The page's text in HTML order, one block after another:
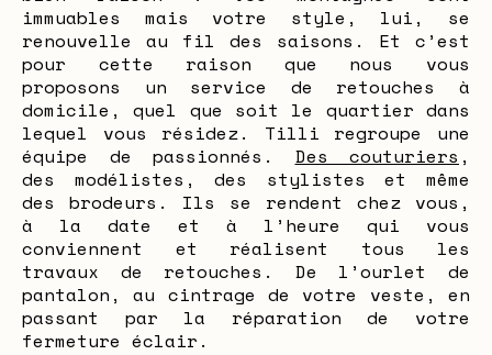
immuables mais votre style, lui, se
renouvelle au fil des saisons. Et c’est
pour cette raison que nous vous
proposons un service de retouches à
domicile, quel que soit le quartier dans
lequel vous résidez. Tilli regroupe une
équipe de passionnés. Des couturiers ,
des modélistes, des stylistes et même
des brodeurs. Ils se rendent chez vous,
à la date et à l’heure qui vous
conviennent et réalisent tous les
travaux de retouches. De l’ourlet de
pantalon, au cintrage de votre veste, en
passant par la réparation de votre
fermeture éclair.